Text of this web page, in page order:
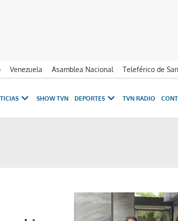
Venezuela Asamblea Nacional Teleférico de
SHOW TVN DEPORTES TVN RADIO